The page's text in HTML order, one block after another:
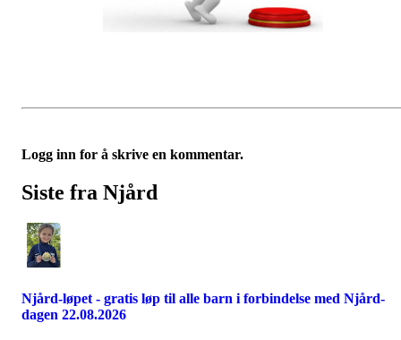
Logg inn for å skrive en kommentar.
Siste fra Njård
Njård-løpet - gratis løp til alle barn i forbindelse med Njård-
dagen 22.08.2026